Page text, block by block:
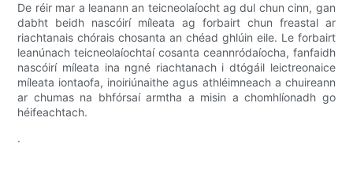
De réir mar a leanann an teicneolaíocht ag dul chun cinn, gan
dabht beidh nascóirí míleata ag forbairt chun freastal ar
riachtanais chórais chosanta an chéad ghlúin eile. Le forbairt
leanúnach teicneolaíochtaí cosanta ceannródaíocha, fanfaidh
nascóirí míleata ina ngné riachtanach i dtógáil leictreonaice
míleata iontaofa, inoiriúnaithe agus athléimneach a chuireann
ar chumas na bhfórsaí armtha a misin a chomhlíonadh go
héifeachtach.
.